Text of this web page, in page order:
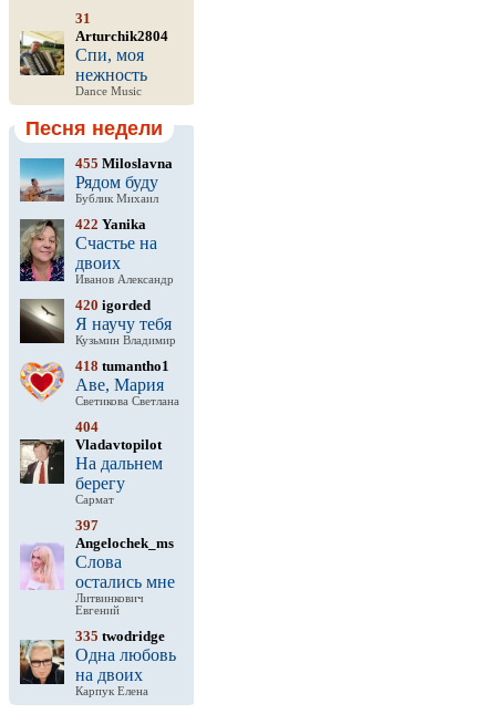
31
Arturchik2804
Спи, моя
нежность
Dance Music
Песня недели
455 Miloslavna
Рядом буду
Бублик Михаил
422 Yanika
Счастье на
двоих
Иванов Александр
420 igorded
Я научу тебя
Кузьмин Владимир
418 tumantho1
Аве, Мария
Светикова Светлана
404
Vladavtopilot
На дальнем
берегу
Сармат
397
Angelochek_ms
Слова
остались мне
Литвинкович
Евгений
335 twodridge
Одна любовь
на двоих
Карпук Елена